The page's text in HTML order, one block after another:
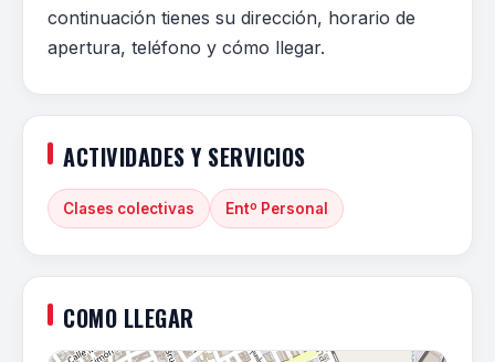
continuación tienes su dirección, horario de
apertura, teléfono y cómo llegar.
ACTIVIDADES Y SERVICIOS
Clases colectivas Entº Personal
COMO LLEGAR